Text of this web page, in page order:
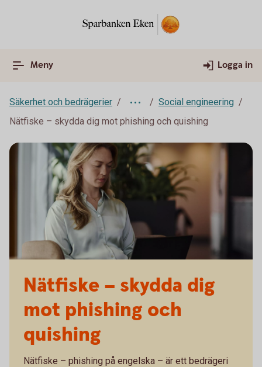
Meny Logga in
Säkerhet och bedrägerier
Social engineering
Nätfiske – skydda dig mot phishing och quishing
Nätfiske – skydda dig
mot phishing och
quishing
Nätfiske – phishing på engelska – är ett bedrägeri